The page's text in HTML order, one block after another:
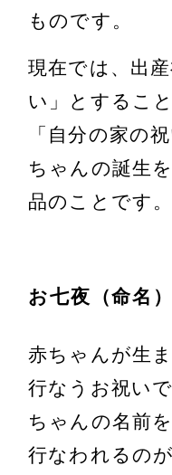
ものです。
現在では、出
い」とするこ
「自分の家の
ちゃんの誕生
品のことです。
お七夜（命名）
赤ちゃんが生
行なうお祝い
ちゃんの名前
行なわれるの